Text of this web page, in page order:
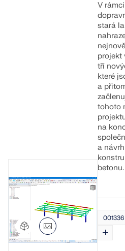
V
stará
projekt
tří
které
a
tohoto
na
a
betonu.
001336